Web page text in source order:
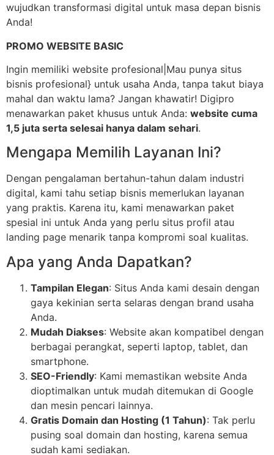
wujudkan transformasi digital untuk masa depan bisnis
Anda!
PROMO WEBSITE BASIC
Ingin memiliki website profesional|Mau punya situs
bisnis profesional} untuk usaha Anda, tanpa takut biaya
mahal dan waktu lama? Jangan khawatir! Digipro
menawarkan paket khusus untuk Anda: website cuma
1,5 juta serta selesai hanya dalam sehari.
Mengapa Memilih Layanan Ini?
Dengan pengalaman bertahun-tahun dalam industri
digital, kami tahu setiap bisnis memerlukan layanan
yang praktis. Karena itu, kami menawarkan paket
spesial ini untuk Anda yang perlu situs profil atau
landing page menarik tanpa kompromi soal kualitas.
Apa yang Anda Dapatkan?
Tampilan Elegan: Situs Anda kami desain dengan
gaya kekinian serta selaras dengan brand usaha
Anda.
Mudah Diakses: Website akan kompatibel dengan
berbagai perangkat, seperti laptop, tablet, dan
smartphone.
SEO-Friendly: Kami memastikan website Anda
dioptimalkan untuk mudah ditemukan di Google
dan mesin pencari lainnya.
Gratis Domain dan Hosting (1 Tahun): Tak perlu
pusing soal domain dan hosting, karena semua
sudah kami sediakan.